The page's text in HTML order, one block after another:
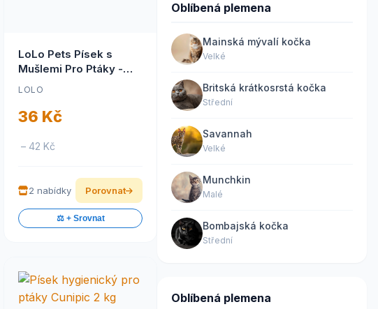
LoLo Pets Písek s
Mušlemi Pro Ptáky -
1500g
LOLO
36 Kč
– 42 Kč
2 nabídky Porovnat
⚖️ + Srovnat
Oblíbená plemena
Mainská mývalí kočka
Velké
Britská krátkosrstá kočka
Střední
Savannah
Velké
Munchkin
Malé
Bombajská kočka
Střední
Oblíbená plemena